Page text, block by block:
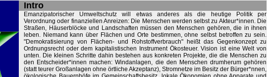
Intro
Emanzipatorischer Umweltschutz will etwas anderes als die heutige Politik per
Verordnung oder finanziellen Anreizen: Die Menschen werden selbst zu Akteur*innen. Die
Straßen, Häuserblöcke und Landschaften müssen den Menschen gehören, die in ihnen
leben. Niemand kann über Flächen und Orte bestimmen, ohne selbst betroffen zu sein.
"Demokratisierung von Flächen- und Rohstoffverbrauch" heißt das Gegenkonzept zu
Ordnungsrecht oder dem kapitalistischen Instrument Ökosteuer. Vision ist eine Welt von
unten. Die kleinen Schritte dahin bestehen aus konkreten Projekte, die die Menschen zu
den Entscheider*innen machen: Windanlagen, die den Menschen drumherum gehören
(statt teurer Großanlagen ohne örtliche Akzeptanz), Stromnetze im Besitz der Bürger*nnen,